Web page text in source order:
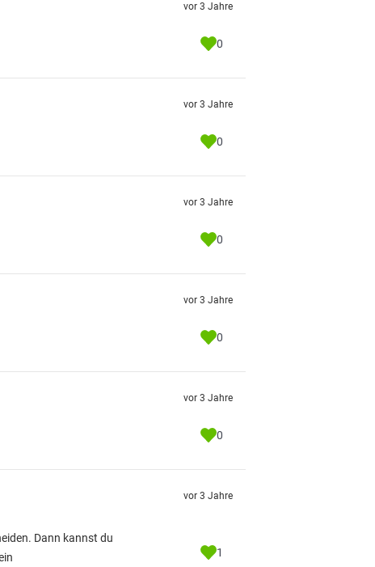
vor 3 Jahre
0
vor 3 Jahre
0
vor 3 Jahre
0
vor 3 Jahre
0
vor 3 Jahre
0
Dann kannst du
vor 3 Jahre
1